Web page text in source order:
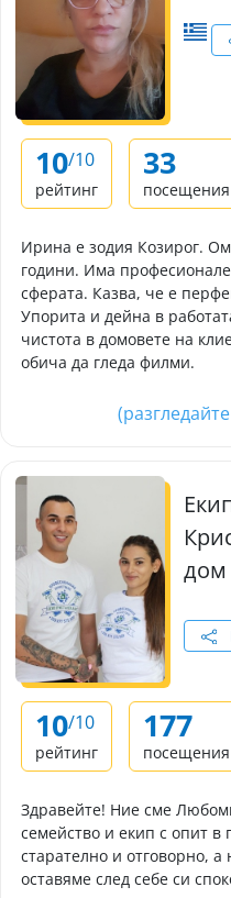
10/10
рейтинг
33
посещения
Ирина е зодия Козирог.
години. Има
сферата. Казва, че е
Упорита и дейна в
чистота в домовете на
обича да гледа филми.
дом
10/10
рейтинг
177
посещения
Здравейте! Ние сме
семейство и екип с опит в
старателно и отговорно,
оставяме след себе си